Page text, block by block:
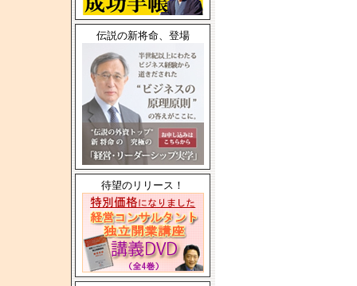
伝説の新将命、登場
待望のリリース！